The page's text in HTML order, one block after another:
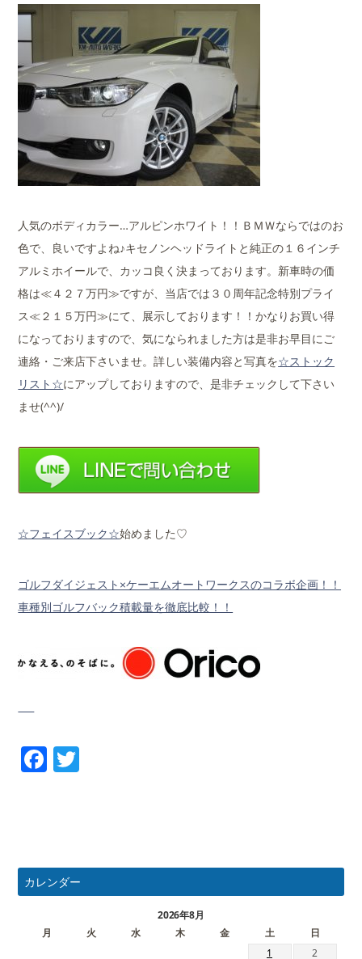
人気のボディカラー…アルピンホワイト！！ＢＭＷならではのお
色で、良いですよね♪キセノンヘッドライトと純正の１６インチ
アルミホイールで、カッコ良く決まっております。新車時の価
格は≪４２７万円≫ですが、当店では３０周年記念特別プライ
ス≪２１５万円≫にて、展示しております！！かなりお買い得
になっておりますので、気になられました方は是非お早目にご
連絡・ご来店下さいませ。詳しい装備内容と写真を☆ストック
リスト☆にアップしておりますので、是非チェックして下さい
ませ(^^)/
☆フェイスブック☆始めました♡
ゴルフダイジェスト×ケーエムオートワークスのコラボ企画！！
車種別ゴルフバック積載量を徹底比較！！
Facebook
カレンダー
2026年8月
月
火 水 木 金 土
日
1
2